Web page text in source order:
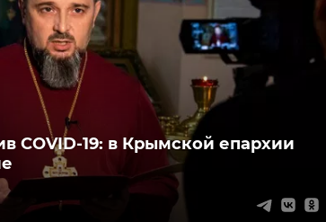
COVID-19: в Крымской епархии